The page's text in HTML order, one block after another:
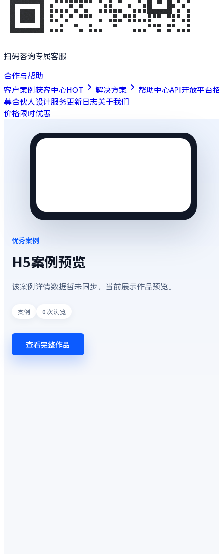
扫码咨询专属客服
合作与帮助
客户案例获客中心HOT 解决方案 帮助中心API开放平台
募合伙人设计服务更新日志关于我们
价格限时优惠
优秀案例
H5案例预览
该案例详情数据暂未同步，当前展示作品预览。
案例 0次浏览
查看完整作品